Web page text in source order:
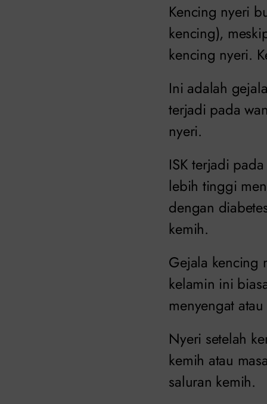
Kencing nyeri
kencing),
kencing nyeri.
Ini adalah
terjadi pada
nyeri.
ISK terjadi
lebih tinggi
dengan
kemih.
Gejala kencing
kelamin ini
menyengat
Nyeri setelah
kemih atau
saluran kemih.